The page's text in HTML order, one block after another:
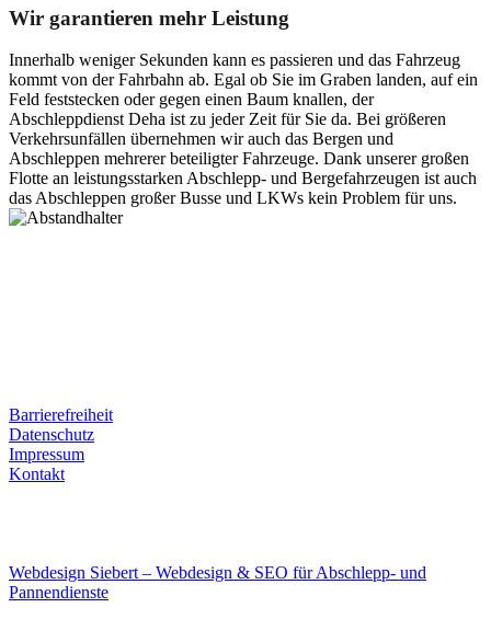
Wir garantieren mehr Leistung
Innerhalb weniger Sekunden kann es passieren und das Fahrzeug
kommt von der Fahrbahn ab. Egal ob Sie im Graben landen, auf ein
Feld feststecken oder gegen einen Baum knallen, der
Abschleppdienst Deha ist zu jeder Zeit für Sie da. Bei größeren
Verkehrsunfällen übernehmen wir auch das Bergen und
Abschleppen mehrerer beteiligter Fahrzeuge. Dank unserer großen
Flotte an leistungsstarken Abschlepp- und Bergefahrzeugen ist auch
das Abschleppen großer Busse und LKWs kein Problem für uns.
Barrierefreiheit
Datenschutz
Impressum
Kontakt
Webdesign Siebert – Webdesign & SEO für Abschlepp- und
Pannendienste